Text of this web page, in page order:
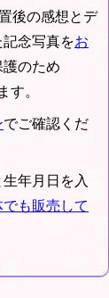
後の感想とデ
念写真をお
のため
す。
でご確認くだ
年月日を入
も販売して